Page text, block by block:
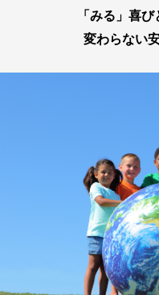
「みる」喜
変わらない